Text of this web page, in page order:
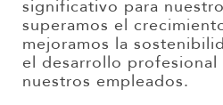
significativo para
superamos el
mejoramos la
el desarrollo profesional
nuestros empleados.